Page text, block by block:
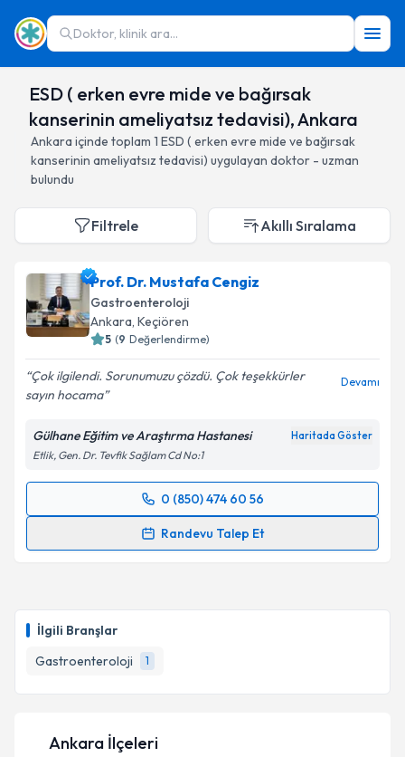
Doktor, klinik ara...
ESD ( erken evre mide ve bağırsak
kanserinin ameliyatsız tedavisi), Ankara
Ankara içinde toplam 1 ESD ( erken evre mide ve bağırsak
kanserinin ameliyatsız tedavisi) uygulayan doktor - uzman
bulundu
İlgili Branşlar
Gastroenteroloji
1
Filtrele Akıllı Sıralama
Prof. Dr. Mustafa Cengiz
Gastroenteroloji
Ankara, Keçiören
5 (9 Değerlendirme)
Çok ilgilendi. Sorunumuzu çözdü. Çok teşekkürler
sayın hocama
Devamı
Gülhane Eğitim ve Araştırma Hastanesi Haritada Göster
Etlik, Gen. Dr. Tevfik Sağlam Cd No:1
0 (850) 474 60 56
Randevu Talep Et
Randevu Takvimi Talebi
E-posta Adresiniz
Kişisel verilerimin işlenmesine ilişkin
Metni'ni okudum ve kişisel verilerimin belirtilen
Ankara İlçeleri